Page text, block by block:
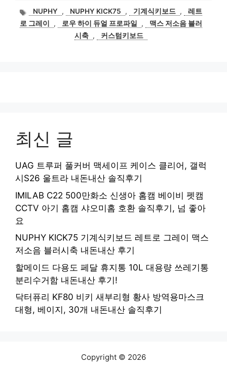
태
그
NUPHY , NUPHY KICK75 , 기계식키보드 ,
레트
로 그레이
, 로우 하이 듀얼 프로파일 ,
맥스 저소음 블러
시축 , 커스텀키보드
최신 글
UAG 트루퍼 풀커버 맥세이프 케이스 클리어, 갤럭
시S26 울트라 내돈내산 솔직후기
IMILAB C22 500만화소 신생아 홈캠 베이비 펫캠
CCTV 아기 홈캠 샤오미홈 호환 솔직후기, 넘 좋아
요
NUPHY KICK75 기계식키보드 레트로 그레이 맥스
저소음 블러시축 내돈내산 후기
할메이드 다용도 페달 휴지통 10L 대용량 쓰레기통
분리수거함 내돈내산 후기!
닥터퓨리 KF80 비키 새부리형 황사 방역용마스크
대형, 베이지, 30개 내돈내산 솔직후기
Copyright © 2026